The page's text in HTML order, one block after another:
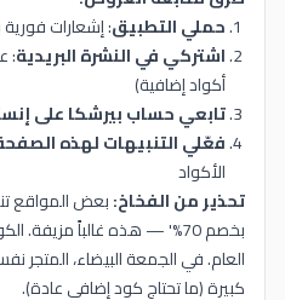
حملي التطبيق: إشعارات
اشتركي في النشرة البريدية:
أكواد إضافية)
تابعي حساب بيرشكا على
فعّلي التنبيهات لهذه
الأكواد
تحذير من الفخاخ:بعض المواقع
العام. في الجمعة البيضاء، المتجر
كبيرة (ما تحتاج كود إضافي عادة).